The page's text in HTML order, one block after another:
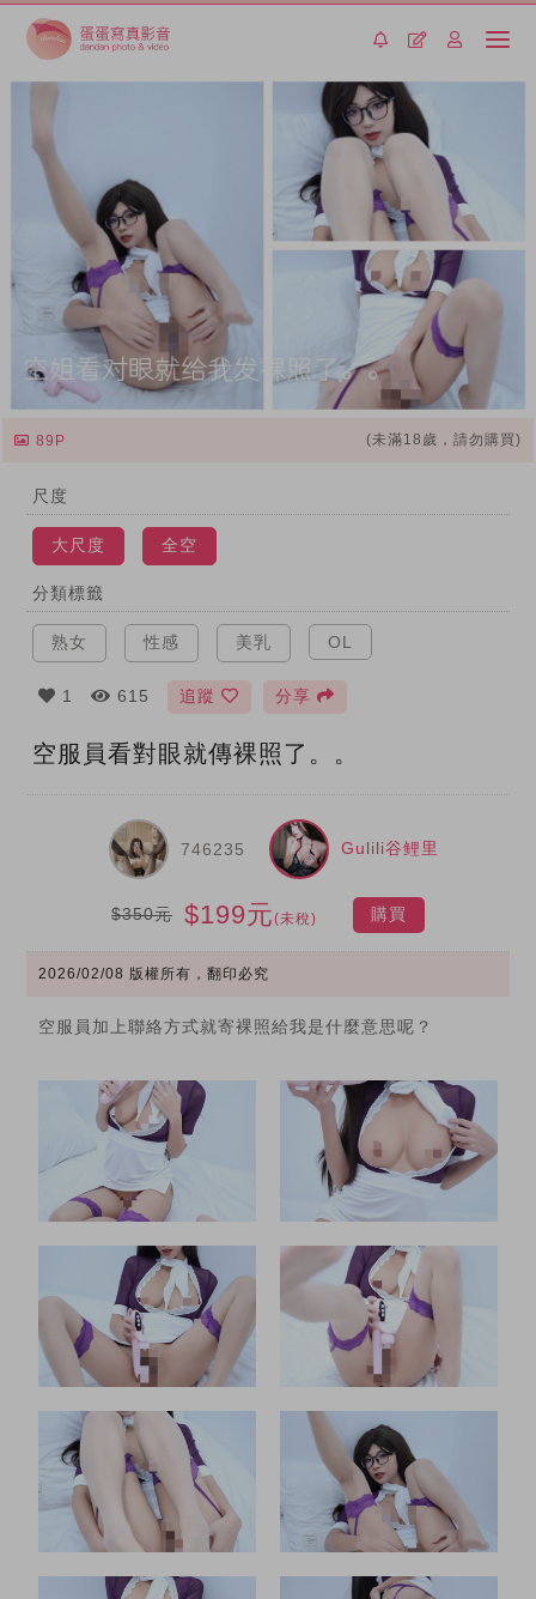
89P (未滿18歲，請勿購買)
尺度
大尺度 全空
分類標籤
熟女 性感 美乳 OL
1 615 追蹤 分享
空服員看對眼就傳裸照了。。
746235 Gulili谷鲤里
$350元 $199元(未稅) 購買
2026/02/08 版權所有，翻印必究
空服員加上聯絡方式就寄裸照給我是什麼意思呢？